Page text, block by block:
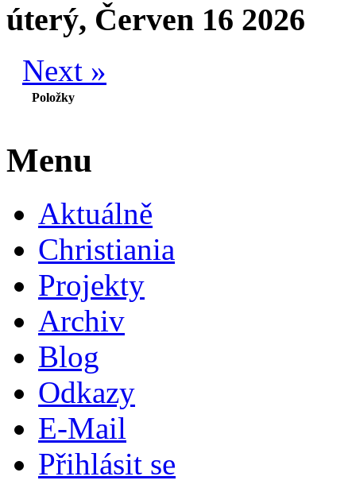
úterý, Červen 16 2026
Next »
Položky
Menu
Aktuálně
Christiania
Projekty
Archiv
Blog
Odkazy
E-Mail
Přihlásit se